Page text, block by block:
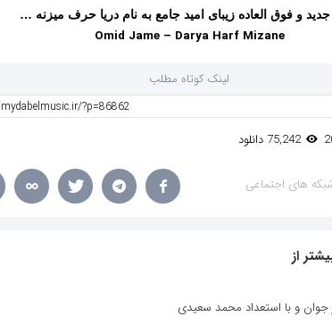
جدید و فوق العاده زیبای امید جامع به نام دریا حرف میزنه …
Omid Jame – Darya Harf Mizane
لینک کوتاه مطلب
75,242 دانلود
های اجتماعی
از
جوان و با استعداد محمد سعیدی